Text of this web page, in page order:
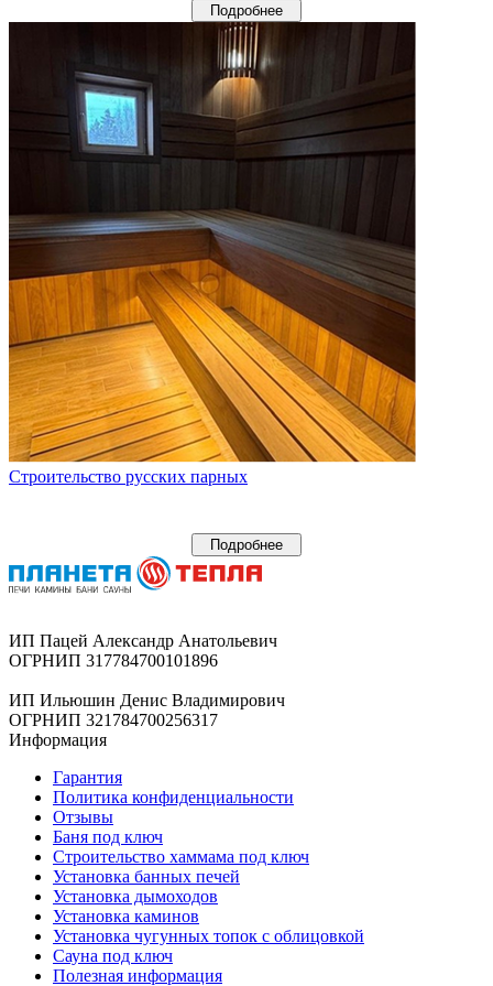
Подробнее
Строительство русских парных
Подробнее
ИП Пацей Александр Анатольевич
ОГРНИП 317784700101896
ИП Ильюшин Денис Владимирович
ОГРНИП 321784700256317
Информация
Гарантия
Политика конфиденциальности
Отзывы
Баня под ключ
Строительство хаммама под ключ
Установка банных печей
Установка дымоходов
Установка каминов
Установка чугунных топок с облицовкой
Сауна под ключ
Полезная информация